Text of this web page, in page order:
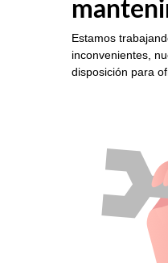
Estamos
inconvenientes,
disposición para